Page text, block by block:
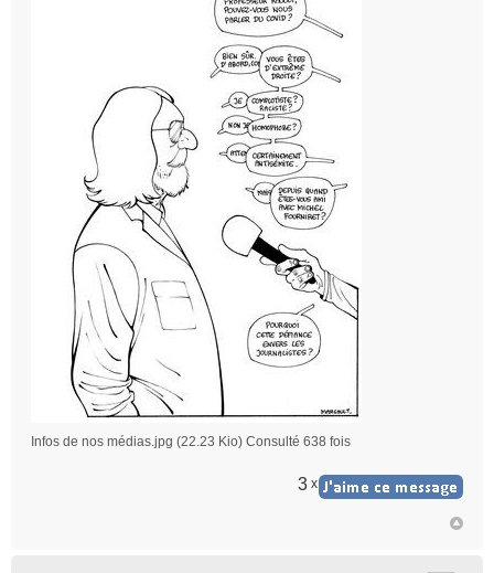
Infos de nos médias.jpg (22.23 Kio) Consulté 638 fois
3 x